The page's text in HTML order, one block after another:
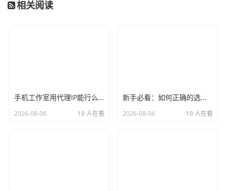
相关阅读
手机工作室用代理IP能行么？过来人的经验告诉你答案
2026-08-06 19 人在看
新手必看：如何正确的选择代理ip软件，别再交智商税了
2026-08-06 19 人在看